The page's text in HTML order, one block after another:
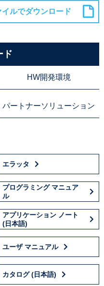
ド
HW開発環境
パートナーソリューション
エラッタ
プログラミング マニュア
ル
アプリケーション ノート
(日本語)
ユーザ マニュアル
カタログ (日本語)